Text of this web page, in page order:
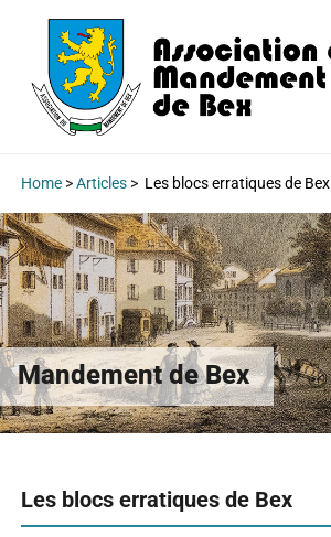
Home>Articles> Les blocs erratiques de Bex
Mandement de Bex
Les blocs erratiques de Bex